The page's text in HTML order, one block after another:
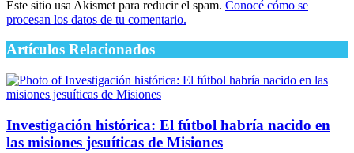
Este sitio usa Akismet para reducir el spam. Conocé cómo se
procesan los datos de tu comentario.
Artículos Relacionados
Investigación histórica: El fútbol habría nacido en
las misiones jesuíticas de Misiones